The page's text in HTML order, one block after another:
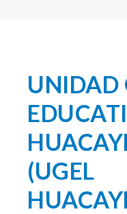
UNIDAD
(UGEL